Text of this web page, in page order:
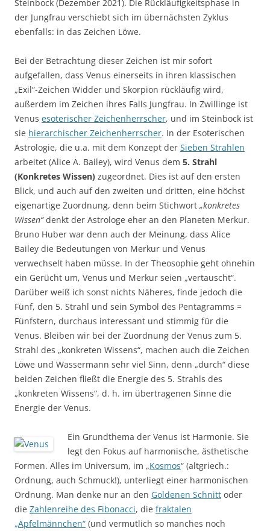
Steinbock (Dezember 2021). Die Rückläufigkeitsphase in
der Jungfrau verschiebt sich im übernächsten Zyklus
ebenfalls: in das Zeichen Löwe.
Bei der Betrachtung dieser Zeichen ist mir sofort
aufgefallen, dass Venus einerseits in ihren klassischen
„Exil“-Zeichen Widder und Skorpion rückläufig wird,
außerdem im Zeichen ihres Falls Jungfrau. In Zwillinge ist
Venus esoterischer Zeichenherrscher, und im Steinbock ist
sie hierarchischer Zeichenherrscher. In der Esoterischen
Astrologie, die u.a. mit dem Konzept der Sieben Strahlen
arbeitet (Alice A. Bailey), wird Venus dem 5. Strahl
(Konkretes Wissen) zugeordnet. Dies ist auf den ersten
Blick, und auch auf den zweiten und dritten, eine höchst
eigenartige Zuordnung, denn beim Stichwort „konkretes
Wissen“denkt der Astrologe eher an den Planeten Merkur.
Bruno Huber war denn auch der Meinung, dass Alice
Bailey die Bedeutungen von Merkur und Venus
verwechselt haben müsse. In der Theosophie geht ohnehin
ein Gerücht um, Venus und Merkur seien „vertauscht“.
Darüber weiß ich sonst nichts Näheres, finde jedoch die
Fünf, den 5. Strahl und sein Symbol des Pentagramms =
Fünfstern, durchaus interessant und stimmig für die
Venus. Bleiben wir bei der Zuordnung der Venus zum 5.
Strahl des „konkreten Wissens“, machen auch die Zeichen
Löwe und Wassermann sehr viel Sinn, denn „durch“ diese
beiden Zeichen fließt die Energie des 5. Strahls des
„konkreten Wissens“, d. h. im übertragenen Sinne die
Energie der Venus.
Ein Grundthema der Venus ist Harmonie. Sie
legt den Fokus auf harmonische, ästhetische
Formen. Alles im Universum, im „Kosmos“ (altgriech.:
Ordnung, auch Schmuck!), unterliegt einer harmonischen
Ordnung. Man denke nur an den Goldenen Schnitt oder
die Zahlenreihe des Fibonacci, die fraktalen
„Apfelmännchen“ (und vermutlich so manches noch